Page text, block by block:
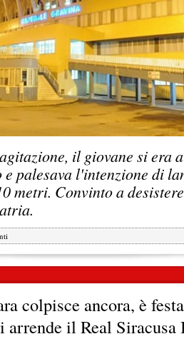
il giovane si era
palesava l'intenzione di
metri. Convinto a
colpisce ancora, è
il Real Siracusa